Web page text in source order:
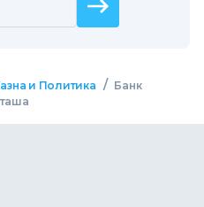
и Политика / Банк